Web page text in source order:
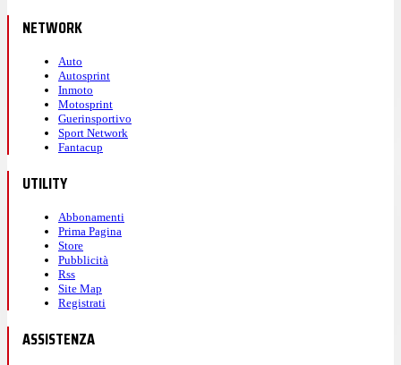
NETWORK
Auto
Autosprint
Inmoto
Motosprint
Guerinsportivo
Sport Network
Fantacup
UTILITY
Abbonamenti
Prima Pagina
Store
Pubblicità
Rss
Site Map
Registrati
ASSISTENZA